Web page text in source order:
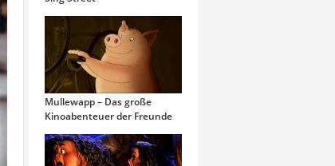
Mullewapp – Das große
Kinoabenteuer der Freunde